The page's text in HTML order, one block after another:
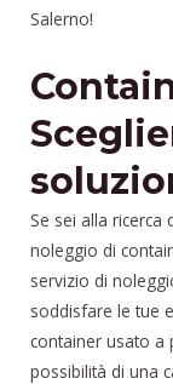
Salerno!
Se sei alla ricerca
noleggio di
servizio di
soddisfare le tue
container usato a
possibilità di una